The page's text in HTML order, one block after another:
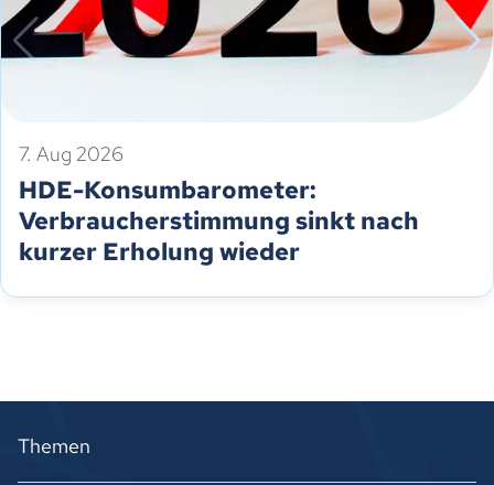
7. Aug 2026
HDE-Konsumbarometer:
Verbraucherstimmung sinkt nach
kurzer Erholung wieder
Themen